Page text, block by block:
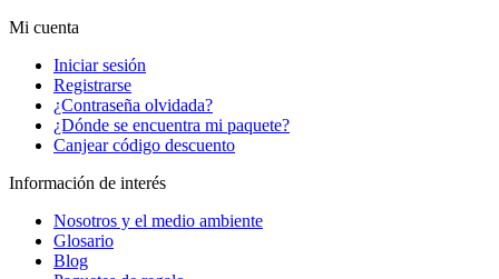
Mi cuenta
Iniciar sesión
Registrarse
¿Contraseña olvidada?
¿Dónde se encuentra mi paquete?
Canjear código descuento
Información de interés
Nosotros y el medio ambiente
Glosario
Blog